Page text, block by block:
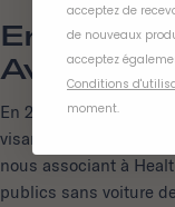
Aventure
En 2018, nous avons
visant à promouvoir
nous associant à
publics sans voiture
acceptez de
de nouveaux
acceptez
Conditions
moment.